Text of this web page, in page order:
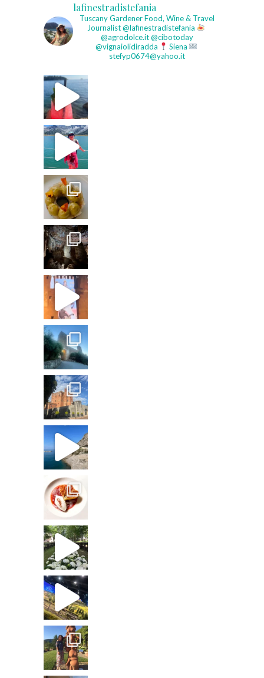
lafinestradistefania
Tuscany GardenerFood, Wine & Travel
Journalist@lafinestradistefania
@agrodolce.it @cibotoday
@vignaiolidiradda
Siena
stefyp0674@yahoo.it